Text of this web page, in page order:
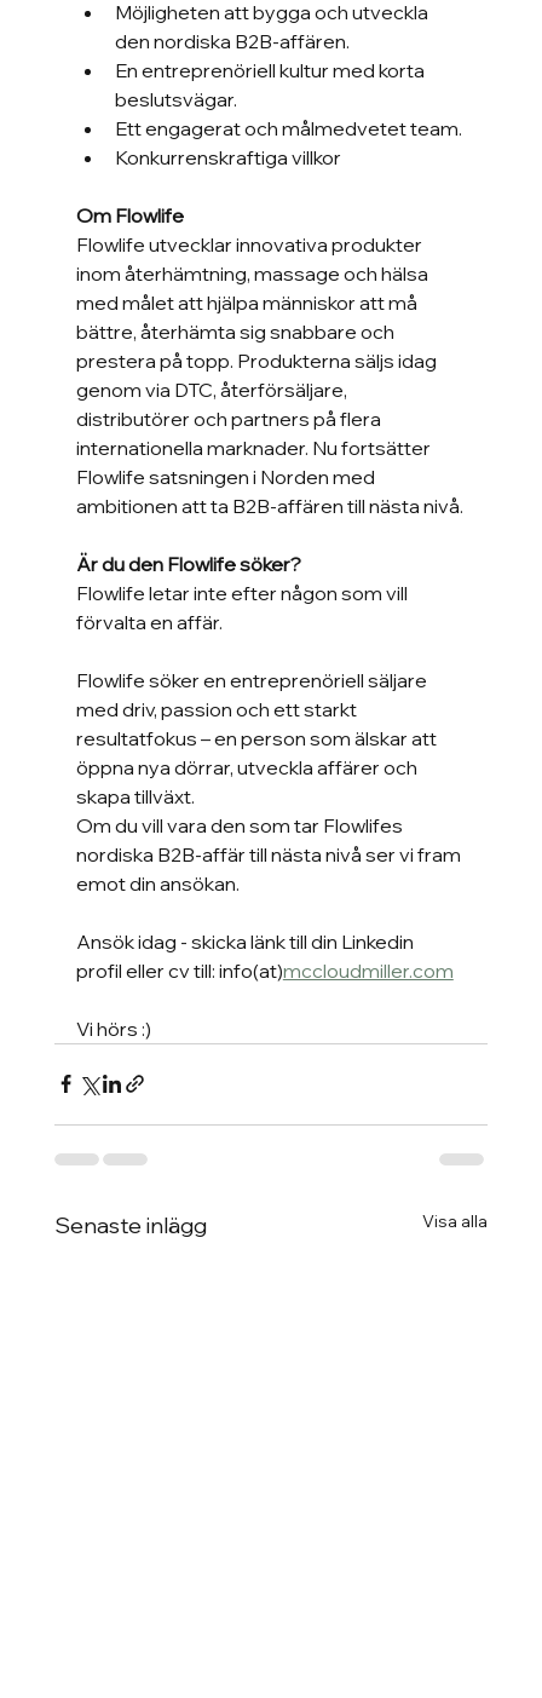
Möjligheten att bygga och utveckla
den nordiska B2B-affären.
En entreprenöriell kultur med korta
beslutsvägar.
Ett engagerat och målmedvetet team.
Konkurrenskraftiga villkor
Om Flowlife
Flowlife utvecklar innovativa produkter
inom återhämtning, massage och hälsa
med målet att hjälpa människor att må
bättre, återhämta sig snabbare och
prestera på topp. Produkterna säljs idag
genom via DTC, återförsäljare,
distributörer och partners på flera
internationella marknader. Nu fortsätter
Flowlife satsningen i Norden med
ambitionen att ta B2B-affären till nästa nivå.
Är du den Flowlife söker?
Flowlife letar inte efter någon som vill
förvalta en affär.
Flowlife söker en entreprenöriell säljare
med driv, passion och ett starkt
resultatfokus – en person som älskar att
öppna nya dörrar, utveckla affärer och
skapa tillväxt.
Om du vill vara den som tar Flowlifes
nordiska B2B-affär till nästa nivå ser vi fram
emot din ansökan.
Ansök idag - skicka länk till din Linkedin
profil eller cv till: info(at)mccloudmiller.com
Vi hörs :)
Senaste inlägg Visa alla